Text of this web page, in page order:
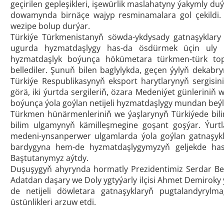
geçirilen gepleşikleri, işewürlik maslahatyny ýakymly
dowamynda birnäçe wajyp resminamalara gol
wezipe bolup durýar.
Türkiýe Türkmenistanyň söwda-ykdysady
ugurda hyzmatdaşlygy has-da ösdürmek üçin uly
hyzmatdaşlyk boýunça hökümetara türkmen-türk
bellediler. Şunuň bilen baglylykda, geçen ýylyň
Türkiýe Respublikasynyň eksport harytlarynyň
görä, iki ýurtda sergileriň, özara Medeniýet günleriniň
boýunça ýola goýlan netijeli hyzmatdaşlygy mundan
Türkmen hünärmenleriniň we ýaşlarynyň Türkiýede
bilim ulgamynyň kämilleşmegine goşant goşýar.
medeni-ynsanperwer ulgamlarda ýola goýlan
bardygyna hem-de hyzmatdaşlygymyzyň geljekde
Baştutanymyz aýtdy.
Duşuşygyň ahyrynda hormatly Prezidentimiz Serdar
Adatdan daşary we Doly ygtyýarly ilçisi Ahmet
de netijeli döwletara gatnaşyklaryň
üstünlikleri arzuw etdi.